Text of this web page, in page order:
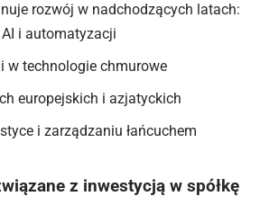
rozwój w nadchodzących latach:
AI i automatyzacji
w technologie chmurowe
europejskich i azjatyckich
i zarządzaniu łańcuchem
z inwestycją w spółkę